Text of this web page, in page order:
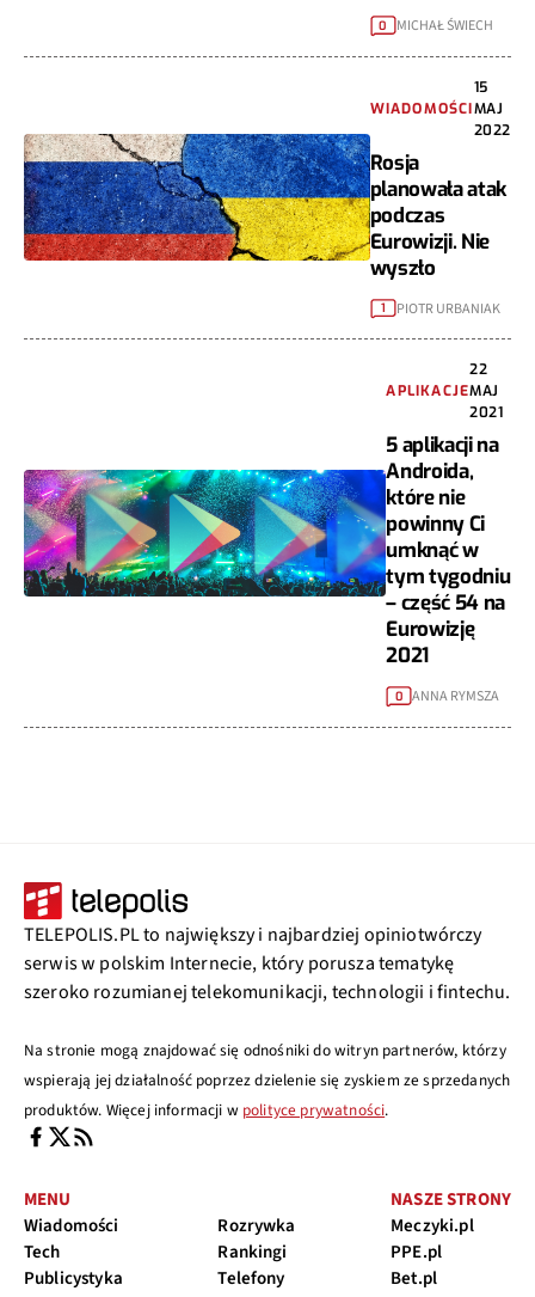
0 MICHAŁ ŚWIECH
WIADOMOŚCI
15
MAJ
2022
Rosja
planowała atak
podczas
Eurowizji. Nie
wyszło
1 PIOTR URBANIAK
APLIKACJE
22
MAJ
2021
5 aplikacji na
Androida,
które nie
powinny Ci
umknąć w
tym tygodniu
– część 54 na
Eurowizję
2021
0 ANNA RYMSZA
TELEPOLIS.PL to największy i najbardziej opiniotwórczy
serwis w polskim Internecie, który porusza tematykę
szeroko rozumianej telekomunikacji, technologii i fintechu.
Na stronie mogą znajdować się odnośniki do witryn partnerów, którzy
wspierają jej działalność poprzez dzielenie się zyskiem ze sprzedanych
produktów. Więcej informacji w polityce prywatności.
MENU
Wiadomości
Tech
Publicystyka
Rozrywka
Rankingi
Telefony
NASZE STRONY
Meczyki.pl
PPE.pl
Bet.pl